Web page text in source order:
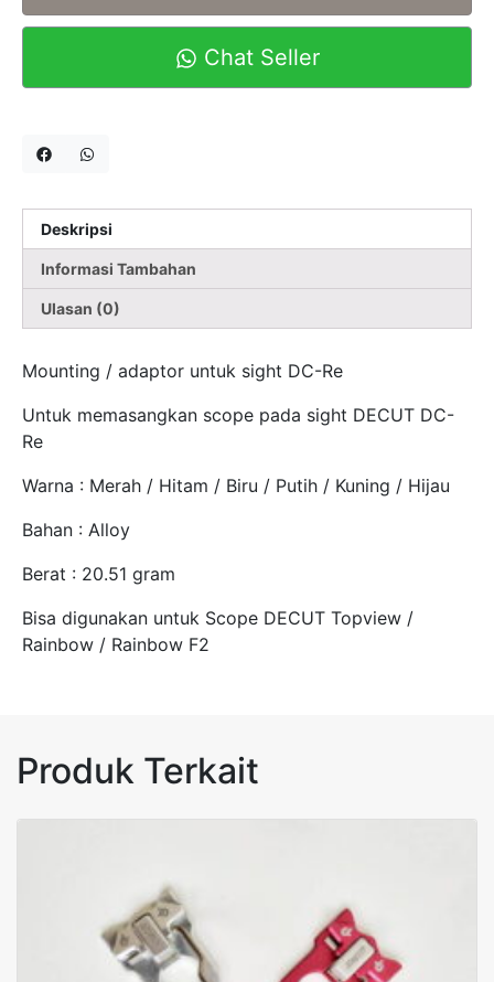
Chat Seller
Deskripsi
Informasi Tambahan
Ulasan (0)
Mounting / adaptor untuk sight DC-Re
Untuk memasangkan scope pada sight DECUT DC-
Re
Warna : Merah / Hitam / Biru / Putih / Kuning / Hijau
Bahan : Alloy
Berat : 20.51 gram
Bisa digunakan untuk Scope DECUT Topview /
Rainbow / Rainbow F2
Produk Terkait